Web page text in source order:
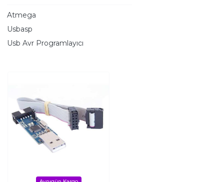
Atmega
Usbasp
Usb Avr Programlayıcı